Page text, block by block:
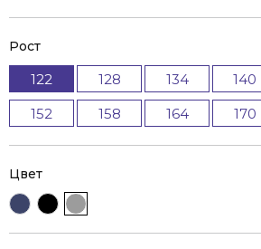
Рост
122 128 134 140
152
158 164 170
Цвет